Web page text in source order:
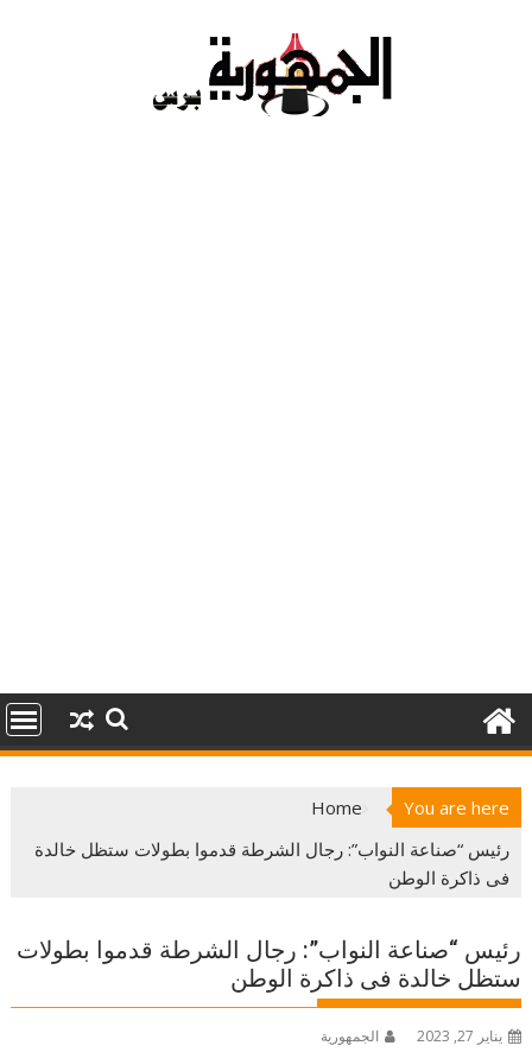
You are here
Home
رئيس “صناعة النواب”: رجال الشرطة قدموا بطولات ستظل خالدة
فى ذاكرة الوطن
رئيس “صناعة النواب”: رجال الشرطة قدموا بطولات
ستظل خالدة فى ذاكرة الوطن
يناير 27, 2023 الجمهورية